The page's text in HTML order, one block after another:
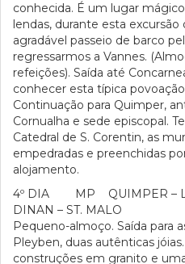
conhecida. É um lugar
lendas, durante esta
agradável passeio de barco
regressarmos a Vannes.
refeições). Saída até
conhecer esta típica
Continuação para Quimper,
Cornualha e sede episcopal.
Catedral de S. Corentin, as
empedradas e preenchidas
alojamento.
4º DIA MP QUIMPER –
DINAN – ST. MALO
Pequeno-almoço. Saída para
Pleyben, duas autênticas
construções em granito e